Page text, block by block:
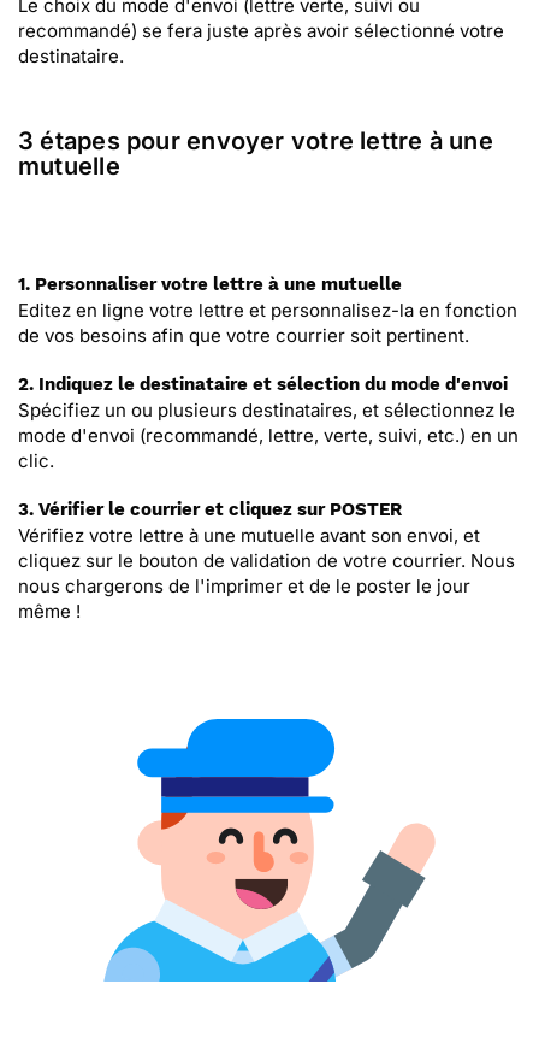
Le choix du mode d'envoi (lettre verte, suivi ou
recommandé) se fera juste après avoir sélectionné votre
destinataire.
3 étapes pour envoyer votre lettre à une
mutuelle
1. Personnaliser votre lettre à une mutuelle
Editez en ligne votre lettre et personnalisez-la en fonction
de vos besoins afin que votre courrier soit pertinent.
2. Indiquez le destinataire et sélection du mode d'envoi
Spécifiez un ou plusieurs destinataires, et sélectionnez le
mode d'envoi (recommandé, lettre, verte, suivi, etc.) en un
clic.
3. Vérifier le courrier et cliquez sur POSTER
Vérifiez votre lettre à une mutuelle avant son envoi, et
cliquez sur le bouton de validation de votre courrier. Nous
nous chargerons de l'imprimer et de le poster le jour
même !